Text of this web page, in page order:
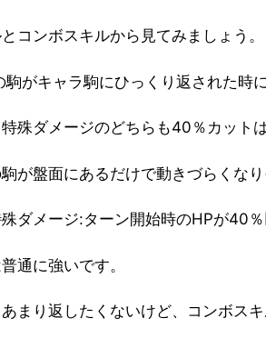
コンボスキルから見てみましょう。
駒がキャラ駒にひっくり返された時
殊ダメージのどちらも40％カット
が盤面にあるだけで動きづらくなり
ダメージ:ターン開始時のHPが40
通に強いです。
まり返したくないけど、コンボス